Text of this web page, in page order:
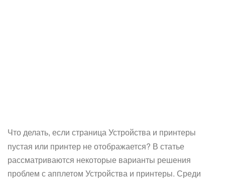
Что делать, если страница Устройства и принтеры
пустая или принтер не отображается? В статье
рассматриваются некоторые варианты решения
проблем с апплетом Устройства и принтеры. Среди